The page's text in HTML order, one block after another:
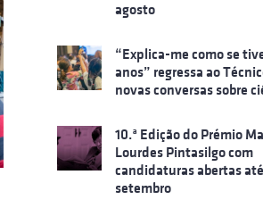
agosto
“Explica-me como se
anos” regressa ao
novas conversas sobre
10.ª Edição do Prémio
Lourdes Pintasilgo com
candidaturas abertas até
setembro